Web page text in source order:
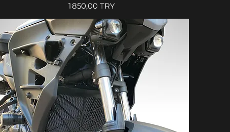
Prix
1 850,00 TRY